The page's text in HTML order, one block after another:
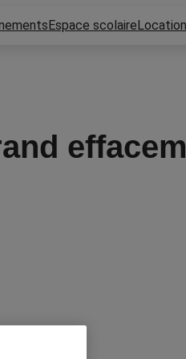
Espace scolaire